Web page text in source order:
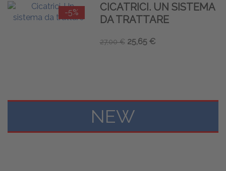
-5%
CICATRICI. UN SISTEMA
DA TRATTARE
27,00 € 25,65 €
NEW